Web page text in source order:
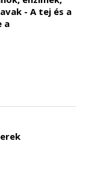
- A tej és a
a